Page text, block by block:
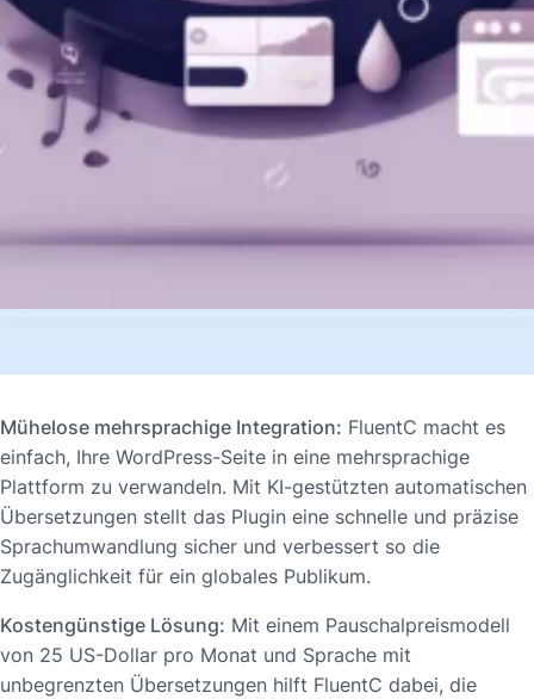
Mühelose mehrsprachige Integration: FluentC macht es
einfach, Ihre WordPress-Seite in eine mehrsprachige
Plattform zu verwandeln. Mit KI-gestützten automatischen
Übersetzungen stellt das Plugin eine schnelle und präzise
Sprachumwandlung sicher und verbessert so die
Zugänglichkeit für ein globales Publikum.
Kostengünstige Lösung: Mit einem Pauschalpreismodell
von 25 US-Dollar pro Monat und Sprache mit
unbegrenzten Übersetzungen hilft FluentC dabei, die